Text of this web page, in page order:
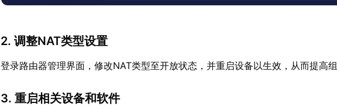
2. 调整NAT类型设置
登录路由器管理界面，修改NAT类型至开放状态，并重启设备以生效，从而提高
3. 重启相关设备和软件